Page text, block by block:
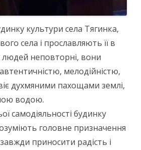
культури села Тягинка,
села і прославляють її в
людей неповторні, вони
мелодійністю,
духмяними пахощами землі,
водою.
самодіяльності будинку
головне призначення
приносити радість і